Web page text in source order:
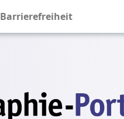
Barrierefreiheit